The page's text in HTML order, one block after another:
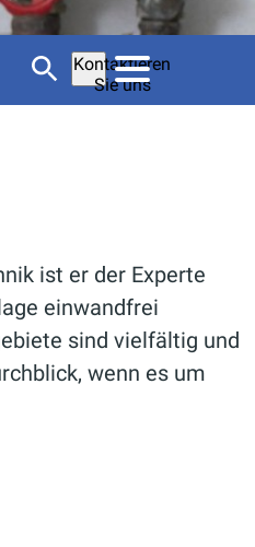
Kontaktieren
Sie uns
ist er der Experte
einwandfrei
sind vielfältig und
wenn es um